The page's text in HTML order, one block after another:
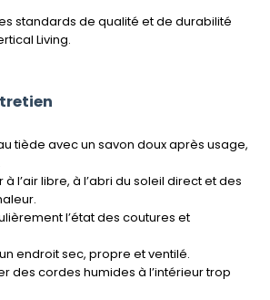
standards de qualité et de durabilité
Living.
tiède avec un savon doux après usage,
à l’air libre, à l’abri du soleil direct et des
l’état des coutures et
endroit sec, propre et ventilé.
des cordes humides à l’intérieur trop